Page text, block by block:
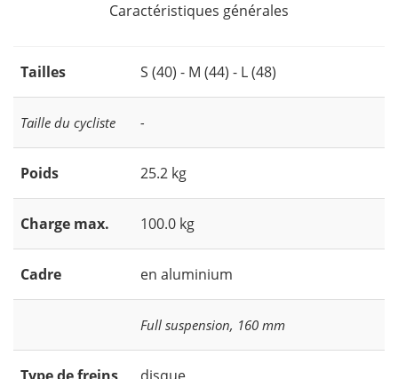
Caractéristiques générales
Tailles S (40) - M (44) - L (48)
Taille du cycliste -
Poids 25.2 kg
Charge max. 100.0 kg
Cadre en aluminium
Full suspension, 160 mm